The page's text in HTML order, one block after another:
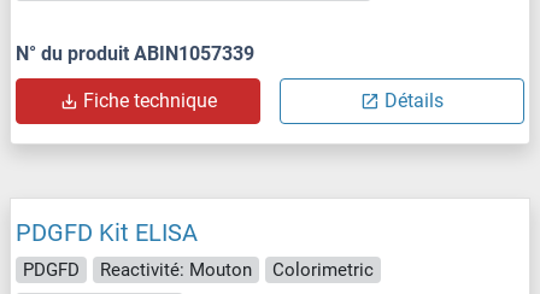
N° du produit ABIN1057339
Fiche technique Détails
PDGFD Kit ELISA
PDGFD Reactivité: Mouton
Colorimetric